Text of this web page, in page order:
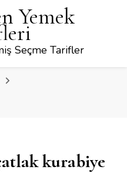
Yemek
Seçme Tarifler
kurabiye